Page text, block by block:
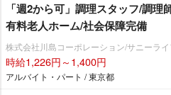
「週2から可」調理スタッフ/調
有料老人ホーム/社会保障完備
株式会社川島コーポレーション/サニーラ
時給1,226円～1,400円
アルバイト・パート / 東京都